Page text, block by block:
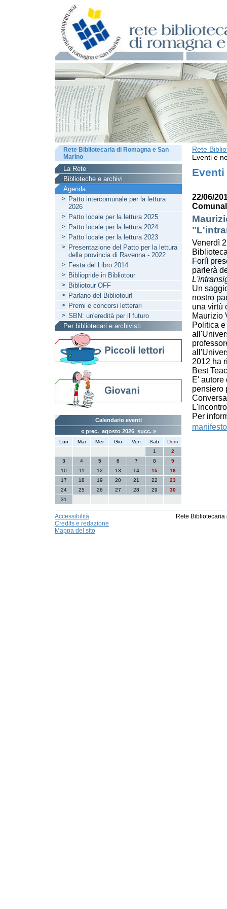
Rete
Eventi e
Eventi
22/06/
Venerdì
Forlì
parlerà
Un
nostro
una virtù
Maurizio
Politica
2012 ha
Best
E'
pensiero
Per
Rete Bibliotecaria di Romagna e San
Marino
La Rete
Biblioteche e archivi
Agenda
Patto intercomunale per la lettura
2026
Patto locale per la lettura 2025
Patto locale per la lettura 2024
Patto locale per la lettura 2023
Presentazione del Patto per la lettura
della provincia di Ravenna - 2022
Festa del Libro 2014
Bibliopride in Bibliotour
Bibliotour OFF
Parlano del Bibliotour!
Premi e concorsi letterari
SBN: un'eredità per il futuro
Per bibliotecari e archivisti
Calendario eventi
« prec.agosto 2026 succ. »
Lun Mar Mer Gio Ven Sab
Dom
1
2
3
4 5 6 7 8
9
10
11 12 13 14 15
16
17
18 19 20 21 22
23
24
25 26 27 28 29
30
31
Accessibilità
Credits e redazione
Mappa del sito
Rete